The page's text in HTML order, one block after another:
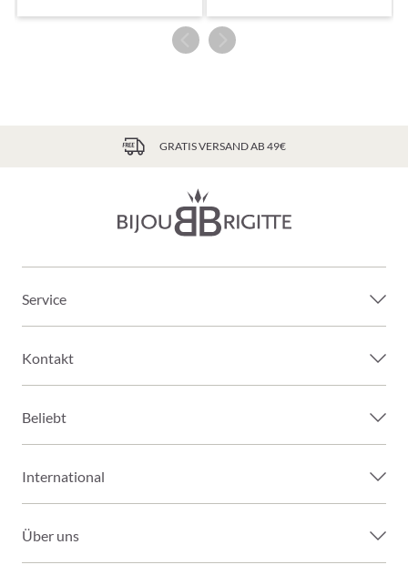
GRATIS VERSAND AB 49€
Service
Kontakt
Beliebt
International
Über uns